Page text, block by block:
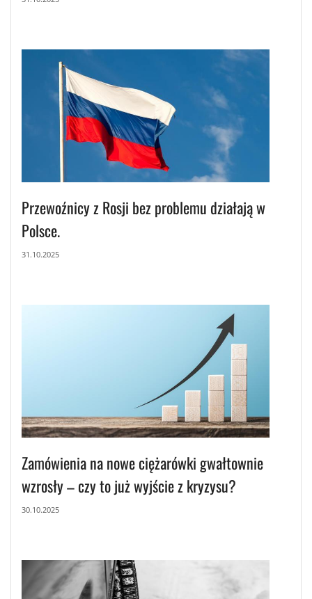
Przewoźnicy z Rosji bez problemu działają w
Polsce.
31.10.2025
Zamówienia na nowe ciężarówki gwałtownie
wzrosły – czy to już wyjście z kryzysu?
30.10.2025